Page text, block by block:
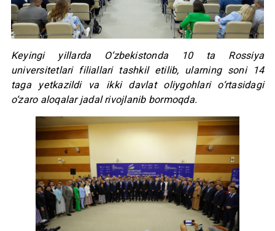
Keyingi yillarda O‘zbekistonda 10 ta Rossiya
universitetlari filiallari tashkil etilib, ularning soni 14
taga yetkazildi va ikki davlat oliygohlari o‘rtasidagi
o‘zaro aloqalar jadal rivojlanib bormoqda.